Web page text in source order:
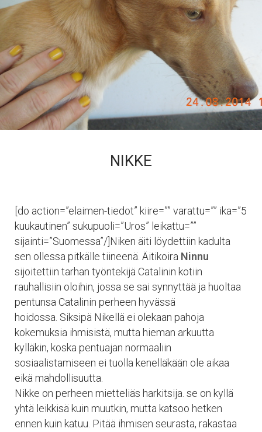
NIKKE
[do action=”elaimen-tiedot” kiire=”” varattu=”” ika=”5
kuukautinen” sukupuoli=”Uros” leikattu=””
sijainti=”Suomessa”/]Niken äiti löydettiin kadulta
sen ollessa pitkälle tiineenä. Äitikoira Ninnu
sijoitettiin tarhan työntekijä Catalinin kotiin
rauhallisiin oloihin, jossa se sai synnyttää ja huoltaa
pentunsa Catalinin perheen hyvässä
hoidossa. Siksipä Nikellä ei olekaan pahoja
kokemuksia ihmisistä, mutta hieman arkuutta
kylläkin, koska pentuajan normaaliin
sosiaalistamiseen ei tuolla kenelläkään ole aikaa
eikä mahdollisuutta.
Nikke on perheen mietteliäs harkitsija. se on kyllä
yhtä leikkisä kuin muutkin, mutta katsoo hetken
ennen kuin katuu. Pitää ihmisen seurasta, rakastaa